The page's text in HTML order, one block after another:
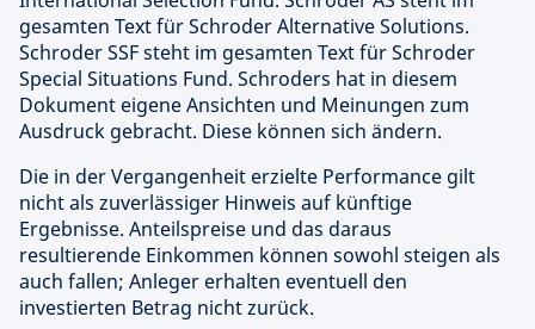
gesamten Text für Schroder Alternative Solutions.
Schroder SSF steht im gesamten Text für Schroder
Special Situations Fund. Schroders hat in diesem
Dokument eigene Ansichten und Meinungen zum
Ausdruck gebracht. Diese können sich ändern.
Die in der Vergangenheit erzielte Performance gilt
nicht als zuverlässiger Hinweis auf künftige
Ergebnisse. Anteilspreise und das daraus
resultierende Einkommen können sowohl steigen als
auch fallen; Anleger erhalten eventuell den
investierten Betrag nicht zurück.